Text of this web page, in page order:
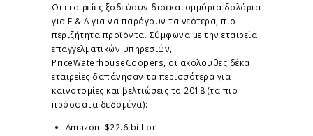
Οι εταιρείες ξοδεύουν δισεκατομμύρια δολάρια
για Ε & Α για να παράγουν τα νεότερα, πιο
περιζήτητα προϊόντα. Σύμφωνα με την εταιρεία
επαγγελματικών υπηρεσιών,
PriceWaterhouseCoopers, οι ακόλουθες δέκα
εταιρείες δαπάνησαν τα περισσότερα για
καινοτομίες και βελτιώσεις το 2018 (τα πιο
πρόσφατα δεδομένα):
Amazon: $22.6 billion